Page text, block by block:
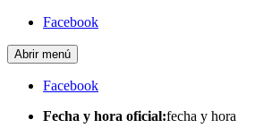
Facebook
Abrir menú
Facebook
Fecha y hora oficial:fecha y hora